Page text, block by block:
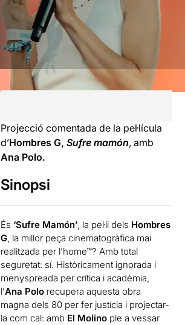
Projecció comentada de la pel·lícula
d’Hombres G, Sufre mamón, amb
Ana Polo.
Sinopsi
És ‘Sufre Mamón’, la pel·li dels Hombres
G, la millor peça cinematogràfica mai
realitzada per l’home™? Amb total
seguretat: sí. Històricament ignorada i
menyspreada per crítica i acadèmia,
l’Ana Polo recupera aquesta obra
magna dels 80 per fer justícia i projectar-
la com cal: amb El Molino ple a vessar